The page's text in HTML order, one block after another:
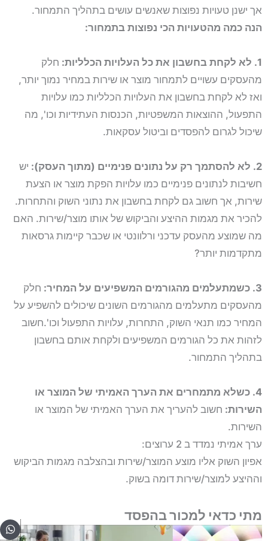
אך ישנן טעויות נפוצות שאנשים עושים בתהליך התמחור.
הנה כמה מהטעויות הכי נפוצות בתמחור:
1. לא לקחת בחשבון את כל העלויות הכלליות:
חלק
מהעסקים עשויים לתמחור מוצר או שירות במחיר נמוך יותר,
ואז לא לקחת בחשבון את העלויות הכלליות כמו עלויות
התפעול, ההוצאות המשפטיות, הכנסות העתידיות וכו', מה
שיכול לגרום להפסדים וביטול עסקאות.
2. לא להסתמך רק על נתונים פנימיים (מתוך העסק):
יש
חשיבות לנתונים פנימיים כמו עלויות הפקת מוצר או הצעת
שירות, אך חשוב גם לקחת בחשבון את נתוני השוק והתחרות.
להכיר את מגמות ההיצע והביקוש של אותו מוצר/שירות. האם
מה שמוצע מהעסק עדכני ורלוונטי או שכבר קיימות גרסאות
מתקדמות יותר?
3. כשמתעלמים מהגורמים המשפיעים על המחיר:
חלק
מהעסקים מתעלמים מהגורמים השונים שיכולים להשפיע על
המחיר כמו תנאי השוק, התחרות, עלויות התפעול וכו'.חשוב
לזהות את כל הגורמים המשפיעים ולקחת אותם בחשבון
בתהליך התמחור.
4. כשלא מתמחרים את הערך האמיתי של המוצר או
השירות: חשוב להעריך את הערך האמיתי של המוצר או
השירות.
ערך אמיתי נמדד ב 2 ערוצים:
אפיון השוק אליו מוצע המוצר/שירות ובהצלבה מגמות הביקוש
וההיצע למוצר/שירות דומה בשוק.
מתי כדאי למכור בהפסד